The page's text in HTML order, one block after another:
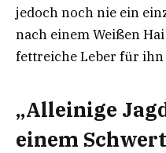
jedoch noch nie ein
nach einem Weißen
fettreiche Leber für ihn
„Alleinige
einem